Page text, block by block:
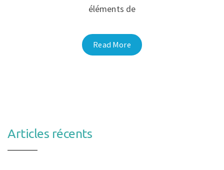
éléments de
Read More
Articles récents